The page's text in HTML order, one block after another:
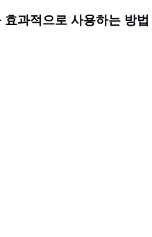
과적으로 사용하는 방법